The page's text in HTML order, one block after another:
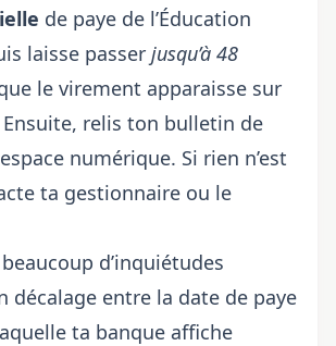
de paye de l’Éducation
laisse passer jusqu’à 48
le virement apparaisse sur
relis ton bulletin de
numérique. Si rien n’est
ta gestionnaire ou le
d’inquiétudes
décalage entre la date de paye
ta banque affiche